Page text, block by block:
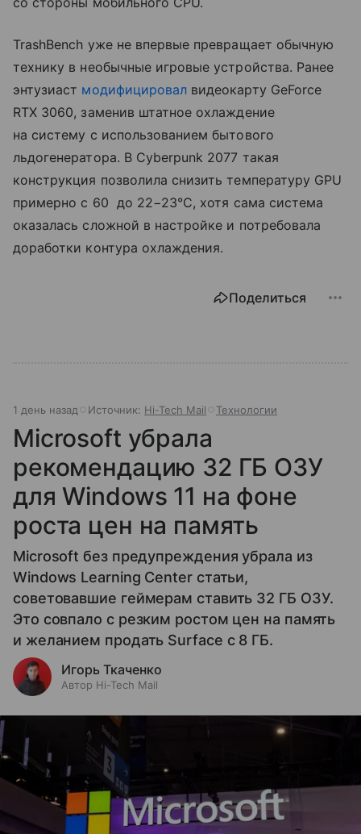
TrashBench уже не впервые превращает обычную
технику в необычные игровые устройства. Ранее
энтузиаст модифицировал видеокарту GeForce
RTX 3060, заменив штатное охлаждение
на систему с использованием бытового
льдогенератора. В Cyberpunk 2077 такая
конструкция позволила снизить температуру GPU
примерно с 60 до 22−23°C, хотя сама система
оказалась сложной в настройке и потребовала
доработки контура охлаждения.
Поделиться
1 день назад Источник: Hi-Tech Mail Технологии
Microsoft убрала
рекомендацию 32 ГБ ОЗУ
для Windows 11 на фоне
роста цен на память
Microsoft без предупреждения убрала из
Windows Learning Center статьи,
советовавшие геймерам ставить 32 ГБ ОЗУ.
Это совпало с резким ростом цен на память
и желанием продать Surface с 8 ГБ.
Игорь Ткаченко
Автор Hi-Tech Mail